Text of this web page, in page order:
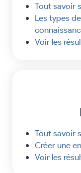
Tout savoir
Les types
Voir les
Tout savoir
Créer une
Voir les